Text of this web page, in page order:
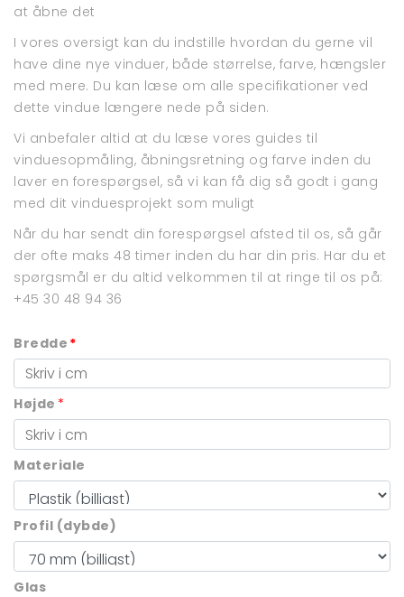
at åbne det
I vores oversigt kan du indstille hvordan du gerne vil
have dine nye vinduer, både størrelse, farve, hængsler
med mere. Du kan læse om alle specifikationer ved
dette vindue længere nede på siden.
Vi anbefaler altid at du læse vores guides til
vinduesopmåling, åbningsretning og farve inden du
laver en forespørgsel, så vi kan få dig så godt i gang
med dit vinduesprojekt som muligt
Når du har sendt din forespørgsel afsted til os, så går
der ofte maks 48 timer inden du har din pris. Har du et
spørgsmål er du altid velkommen til at ringe til os på:
+45 30 48 94 36
Bredde *
Højde *
Materiale
Profil (dybde)
Glas